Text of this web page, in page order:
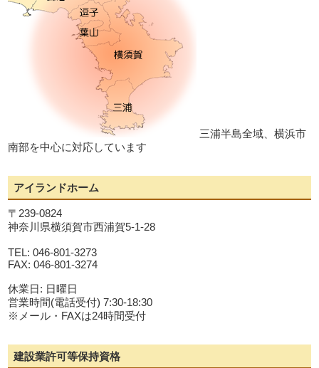
三浦半島全域、横浜市
南部を中心に対応しています
アイランドホーム
〒239-0824
神奈川県横須賀市西浦賀5-1-28
TEL: 046-801-3273
FAX: 046-801-3274
休業日: 日曜日
営業時間(電話受付) 7:30-18:30
※メール・FAXは24時間受付
建設業許可等保持資格